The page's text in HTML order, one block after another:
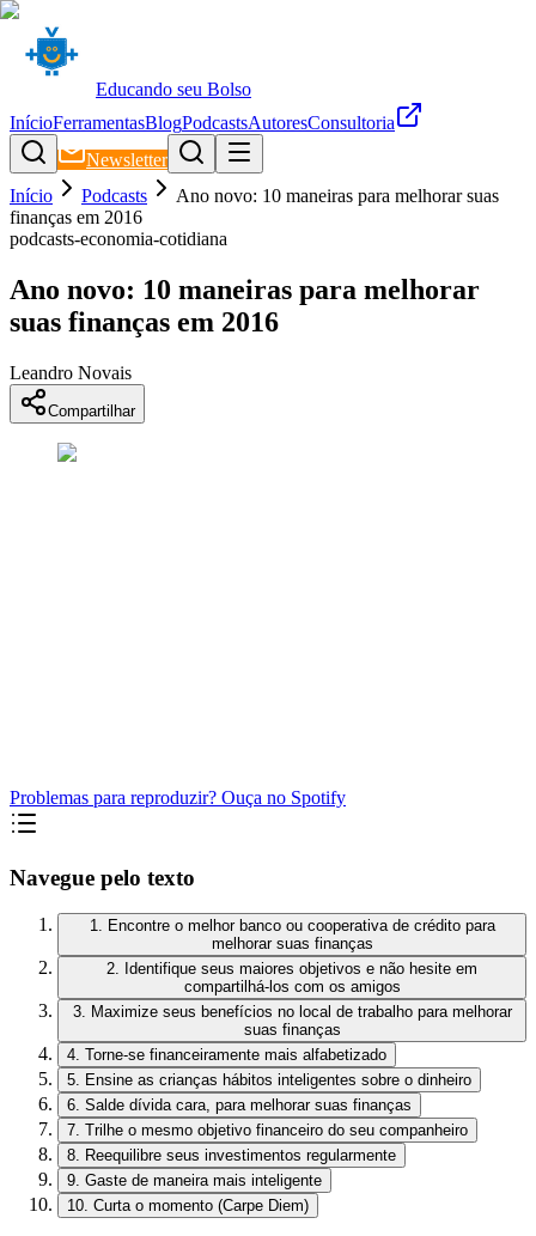
Educando seu Bolso
InícioFerramentasBlogPodcastsAutoresConsultoria
Newsletter
Início
Podcasts
Ano novo: 10 maneiras para melhorar suas
finanças em 2016
podcasts-economia-cotidiana
Ano novo: 10 maneiras para melhorar
suas finanças em 2016
Leandro Novais
Compartilhar
Problemas para reproduzir? Ouça no Spotify
Navegue pelo texto
1. Encontre o melhor banco ou cooperativa de crédito para
melhorar suas finanças
2. Identifique seus maiores objetivos e não hesite em
compartilhá-los com os amigos
3. Maximize seus benefícios no local de trabalho para melhorar
suas finanças
4. Torne-se financeiramente mais alfabetizado
5. Ensine as crianças hábitos inteligentes sobre o dinheiro
6. Salde dívida cara, para melhorar suas finanças
7. Trilhe o mesmo objetivo financeiro do seu companheiro
8. Reequilibre seus investimentos regularmente
9. Gaste de maneira mais inteligente
10. Curta o momento (Carpe Diem)